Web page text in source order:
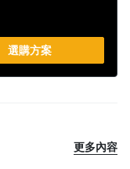
選購方案
更多內容